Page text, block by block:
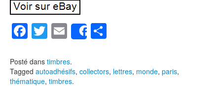
F
c
e
T
tt
er
E
m
ail
Share
ta
g
Posté dans timbres.
Tagged autoadhésifs, collectors, lettres, monde, paris,
thématique, timbres.